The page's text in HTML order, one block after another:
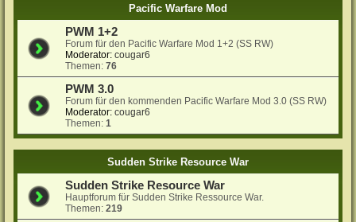
Pacific Warfare Mod
PWM 1+2
Forum für den Pacific Warfare Mod 1+2 (SS RW)
Moderator: cougar6
Themen:76
PWM 3.0
Forum für den kommenden Pacific Warfare Mod 3.0 (SS RW)
Moderator: cougar6
Themen:1
Sudden Strike Resource War
Sudden Strike Resource War
Hauptforum für Sudden Strike Ressource War.
Themen:219